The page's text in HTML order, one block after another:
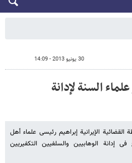
30 يونيو 2013 - 14:09
السنة لإدانة
الإیرانیة إبراهیم رئیسی علماء أهل
إدانة الوهابیین والسلفیین التکفیریین